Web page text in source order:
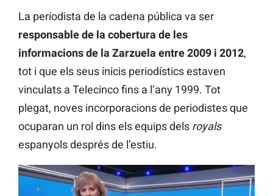
La periodista de la cadena pública va ser
responsable de la cobertura de les
informacions de la Zarzuela entre 2009 i 2012,
tot i que els seus inicis periodístics estaven
vinculats a Telecinco fins a l’any 1999. Tot
plegat, noves incorporacions de periodistes que
ocuparan un rol dins els equips dels royals
espanyols després de l’estiu.